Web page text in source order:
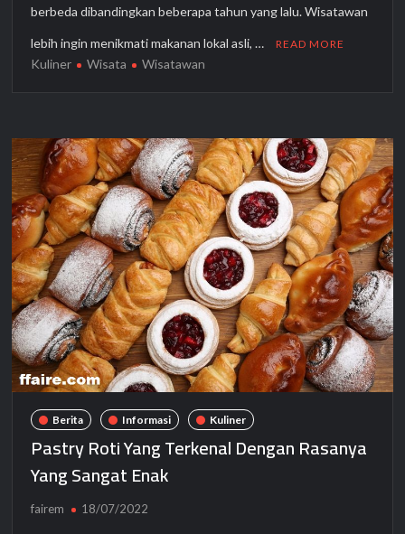
berbeda dibandingkan beberapa tahun yang lalu. Wisatawan
lebih ingin menikmati makanan lokal asli, … READ MORE
Kuliner Wisata Wisatawan
Berita Informasi Kuliner
Pastry Roti Yang Terkenal Dengan Rasanya
Yang Sangat Enak
fairem 18/07/2022